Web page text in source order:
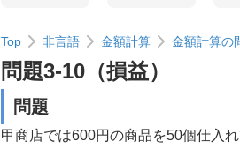
Top 非言語 金額計算 金額計算の
問題3-10 （損益）
問題
甲商店では600円の商品を50個仕入